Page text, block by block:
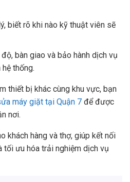
biết rõ khi nào kỹ thuật viên sẽ
bàn giao và bảo hành dịch vụ
thống.
thiết bị khác cùng khu vực, bạn
máy giặt tại Quận 7 để được
nơi.
khách hàng và thợ, giúp kết nối
tối ưu hóa trải nghiệm dịch vụ